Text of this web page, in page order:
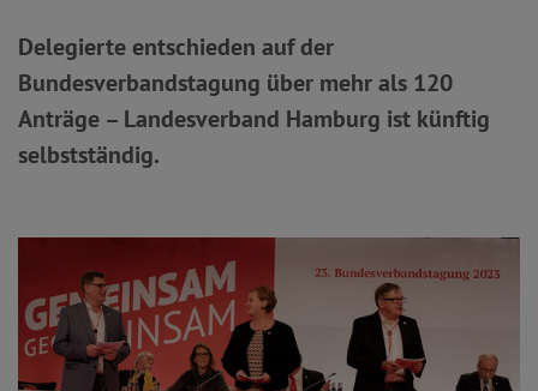
Delegierte entschieden auf der
Bundesverbandstagung über mehr als 120
Anträge – Landesverband Hamburg ist künftig
selbstständig.